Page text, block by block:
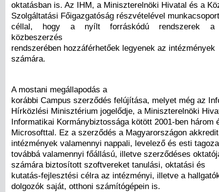
oktatásban is. Az IHM, a Miniszterelnöki Hivatal és a
Szolgáltatási Főigazgatóság részvételével
céllal, hogy a nyílt forráskódú rendszerek a
közbeszerzés
rendszerében hozzáférhetőek legyenek az intézmények
számára.
A mostani megállapodás a
korábbi Campus szerződés felújítása, melyet még az
Hírközlési Minisztérium jogelődje, a Miniszterelnöki
Informatikai Kormánybiztossága kötött 2001-ben három
Microsofttal. Ez a szerződés a Magyarországon
intézmények valamennyi nappali, levelező és esti
továbbá valamennyi főállású, illetve szerződéses
számára biztosított szoftvereket tanulási, oktatási és
kutatás-fejlesztési célra az intézményi, illetve a
dolgozók saját, otthoni számítógépein is.